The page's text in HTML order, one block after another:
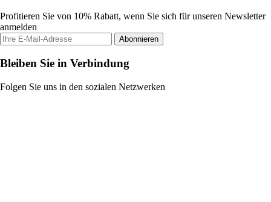
Profitieren Sie von 10% Rabatt, wenn Sie sich für unseren Newsletter
anmelden
Abonnieren
Bleiben Sie in Verbindung
Folgen Sie uns in den sozialen Netzwerken